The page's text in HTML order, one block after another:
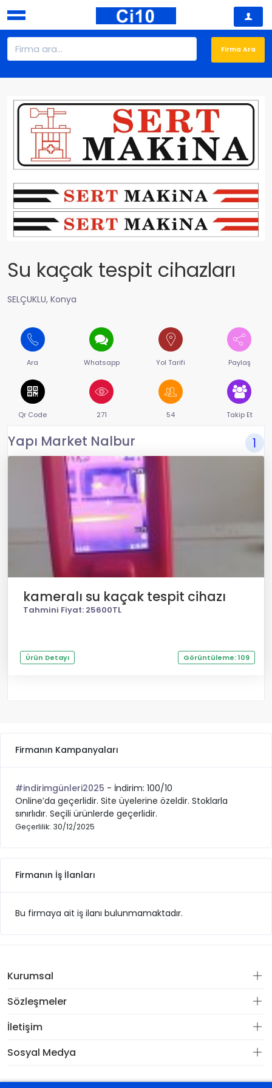
Su kaçak tespit cihazları
SELÇUKLU, Konya
Ara Whatsapp Yol Tarifi Paylaş
Qr Code 271 54 Takip Et
Yapı Market Nalbur 1
kameralı su kaçak tespit cihazı
Tahmini Fiyat: 25600TL
Ürün Detayı Görüntüleme: 109
Firmanın Kampanyaları
#indirimgünleri2025 - İndirim: 100/10
Online’da geçerlidir. Site üyelerine özeldir. Stoklarla
sınırlıdır. Seçili ürünlerde geçerlidir.
Geçerlilik: 30/12/2025
Firmanın İş İlanları
Bu firmaya ait iş ilanı bulunmamaktadır.
Kurumsal
Sözleşmeler
İletişim
Sosyal Medya